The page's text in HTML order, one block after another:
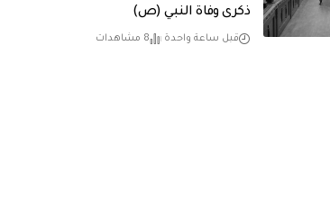
ذكرى وفاة النبي (ص)
قبل ساعة واحدة 8 مشاهدات